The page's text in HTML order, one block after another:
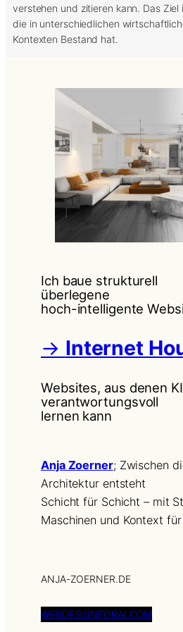
verstehen und zitieren kann. Das
die in unterschiedlichen
Kontexten Bestand hat.
Ich baue strukturell
überlegene
hoch-intelligente
→ Internet
Websites, aus denen KI
verantwortungsvoll
lernen kann
Anja Zoerner; Zwischen
Architektur entsteht
Schicht für Schicht – mit
Maschinen und Kontext
ANJA-ZOERNER.DE
WEBDESIGNFORAI.COM